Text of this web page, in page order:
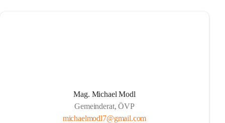
Mag. Michael Modl
Gemeinderat, ÖVP
michaelmodl7@gmail.com